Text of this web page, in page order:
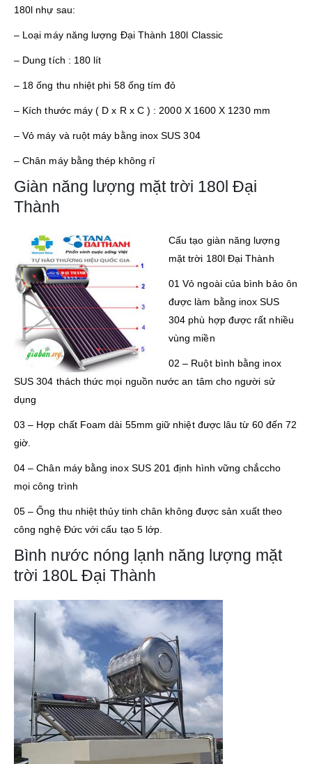
180l nhự sau:
– Loại máy năng lượng Đại Thành 180l Classic
– Dung tích : 180 lít
– 18 ống thu nhiệt phi 58 ống tím đỏ
– Kích thước máy ( D x R x C ) : 2000 X 1600 X 1230 mm
– Vỏ máy và ruột máy bằng inox SUS 304
– Chân máy bằng thép không rỉ
Giàn năng lượng mặt trời 180l Đại
Thành
Cấu tạo giàn năng lượng
mặt trời 180l Đại Thành
01 Vỏ ngoài của bình bảo ôn
được làm bằng inox SUS
304 phù hợp được rất nhiều
vùng miền
02 – Ruột bình bằng inox
SUS 304 thách thức mọi nguồn nước an tâm cho người sử
dụng
03 – Hợp chất Foam dài 55mm giữ nhiệt được lâu từ 60 đến 72
giờ.
04 – Chân máy bằng inox SUS 201 định hình vững chắccho
mọi công trình
05 – Ống thu nhiệt thủy tinh chân không được sản xuất theo
công nghệ Đức với cấu tạo 5 lớp.
Bình nước nóng lạnh năng lượng mặt
trời 180L Đại Thành